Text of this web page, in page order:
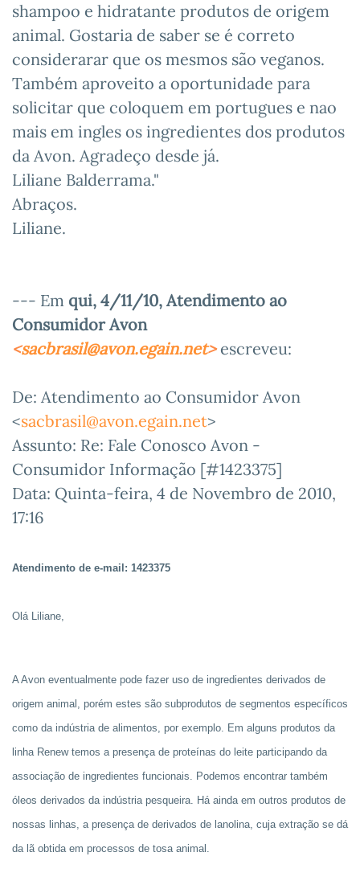
shampoo e hidratante produtos de origem
animal. Gostaria de saber se é correto
considerarar que os mesmos são veganos.
Também aproveito a oportunidade para
solicitar que coloquem em portugues e nao
mais em ingles os ingredientes dos produtos
da Avon. Agradeço desde já.
Liliane Balderrama."
Abraços.
Liliane.
--- Em qui, 4/11/10, Atendimento ao
Consumidor Avon
<sacbrasil@avon.egain.net>escreveu:
De: Atendimento ao Consumidor Avon
<sacbrasil@avon.egain.net>
Assunto: Re: Fale Conosco Avon -
Consumidor Informação [#1423375]
Data: Quinta-feira, 4 de Novembro de 2010,
17:16
Atendimento de e-mail: 1423375
Olá Liliane,
A Avon eventualmente pode fazer uso de ingredientes derivados de
origem animal, porém estes são subprodutos de segmentos específicos
como da indústria de alimentos, por exemplo. Em alguns produtos da
linha Renew temos a presença de proteínas do leite participando da
associação de ingredientes funcionais. Podemos encontrar também
óleos derivados da indústria pesqueira. Há ainda em outros produtos de
nossas linhas, a presença de derivados de lanolina, cuja extração se dá
da lã obtida em processos de tosa animal.